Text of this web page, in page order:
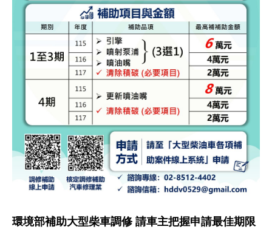
環境部補助大型柴車調修 請車主把握申請最佳期限